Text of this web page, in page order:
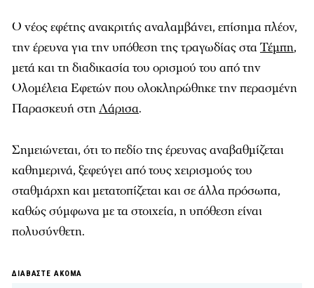
Ο νέος εφέτης ανακριτής αναλαμβάνει, επίσημα πλέον,
την έρευνα για την υπόθεση της τραγωδίας σταΤέμπη,
μετά και τη διαδικασία του ορισμού του από την
Ολομέλεια Εφετών που ολοκληρώθηκε την περασμένη
Παρασκευή στηΛάρισα.
Σημειώνεται, ότι το πεδίο της έρευνας αναβαθμίζεται
καθημερινά, ξεφεύγει από τους χειρισμούς του
σταθμάρχη και μετατοπίζεται και σε άλλα πρόσωπα,
καθώς σύμφωνα με τα στοιχεία, η υπόθεση είναι
πολυσύνθετη.
ΔΙΑΒΑΣΤΕ ΑΚΟΜΑ